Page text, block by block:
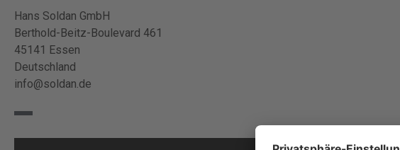
Hans Soldan GmbH
Berthold-Beitz-Boulevard 461
45141 Essen
Deutschland
info@soldan.de